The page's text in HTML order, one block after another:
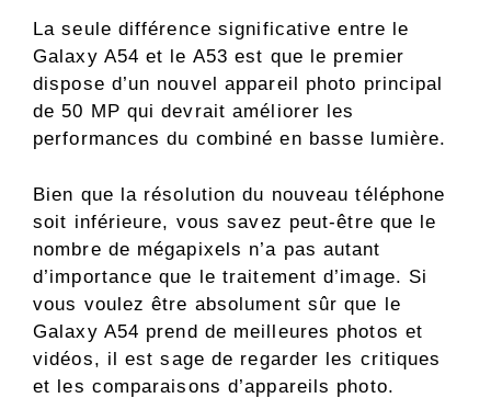
La seule différence significative entre le
Galaxy A54 et le A53 est que le premier
dispose d’un nouvel appareil photo principal
de 50 MP qui devrait améliorer les
performances du combiné en basse lumière.
Bien que la résolution du nouveau téléphone
soit inférieure, vous savez peut-être que le
nombre de mégapixels n’a pas autant
d’importance que le traitement d’image. Si
vous voulez être absolument sûr que le
Galaxy A54 prend de meilleures photos et
vidéos, il est sage de regarder les critiques
et les comparaisons d’appareils photo.